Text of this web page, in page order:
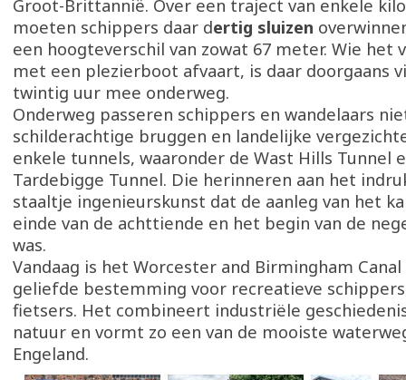
Groot-Brittannië. Over een traject van enkele
moeten schippers daar dertig sluizen
een hoogteverschil van zowat 67 meter. Wie het
met een plezierboot afvaart, is daar doorgaans
twintig uur mee onderweg.
Onderweg passeren schippers en wandelaars
schilderachtige bruggen en landelijke
enkele tunnels, waaronder de Wast Hills Tunnel
Tardebigge Tunnel. Die herinneren aan het
staaltje ingenieurskunst dat de aanleg van het
einde van de achttiende en het begin van de
was.
Vandaag is het Worcester and Birmingham
geliefde bestemming voor recreatieve
fietsers. Het combineert industriële
natuur en vormt zo een van de mooiste
Engeland.